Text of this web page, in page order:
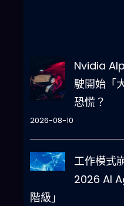
Nvidia
駛開始「
恐慌？
2026-08-10
工作模式
2026 AI
階級」